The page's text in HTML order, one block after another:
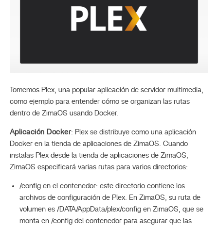
Tomemos Plex, una popular aplicación de servidor multimedia,
como ejemplo para entender cómo se organizan las rutas
dentro de ZimaOS usando Docker.
Aplicación Docker: Plex se distribuye como una aplicación
Docker en la tienda de aplicaciones de ZimaOS. Cuando
instalas Plex desde la tienda de aplicaciones de ZimaOS,
ZimaOS especificará varias rutas para varios directorios:
/config en el contenedor: este directorio contiene los
archivos de configuración de Plex. En ZimaOS, su ruta de
volumen es /DATA/AppData/plex/config en ZimaOS, que se
monta en /config del contenedor para asegurar que las